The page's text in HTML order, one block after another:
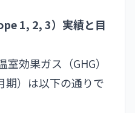
1, 2, 3）実績と目
効果ガス（GHG）
期）は以下の通りで